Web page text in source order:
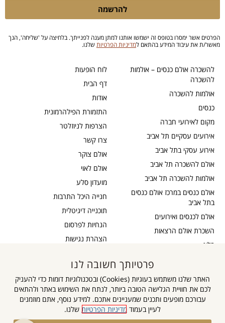
לוח הופעות
דף הבית
אודות
התזמורת הפילהרמונית
הצרפות לניוזלטר
צרו קשר
אולם צוקר
אולם לאוי
מועדון סלע
חנייה היכל התרבות
תוכנייה דיגיטלית
הנחיות לפרסום
הצהרת נגישות
אישור נגישות
מדיניות פרטיות
מפת אתר
להשכרה אולם כנסים – אולמות
להשכרה
אולמות להשכרה
כנסים
מקום לאירועי חברה
אירועים עסקיים תל אביב
אירוע עסקי בתל אביב
אולם להשכרה תל אביב
אולמות להשכרה תל אביב
אולם כנסים במרכז אולם כנסים
בתל אביב
אולם לכנסים ואירועים
השכרת אולם הרצאות
בלוג
להרשמה
הפרטים אשר ימסרו בטופס זה ישמשו אותנו למתן מענה לפנייתך. בלחיצה על 'שליחה', הנך
מאשר/ת את עיבוד המידע בהתאם למדיניות הפרטיות שלנו.
פרטיותך חשובה לנו
האתר שלנו משתמש בעוגיות (Cookies) ובטכנולוגיות דומות כדי להעניק
לכם את חוויית הגלישה הטובה ביותר, לנתח את השימוש באתר ולהתאים
עבורכם מופעים ותכנים שמעניינים אתכם. למידע נוסף, אתם מוזמנים
לעיין בעמוד מדיניות הפרטיות שלנו.